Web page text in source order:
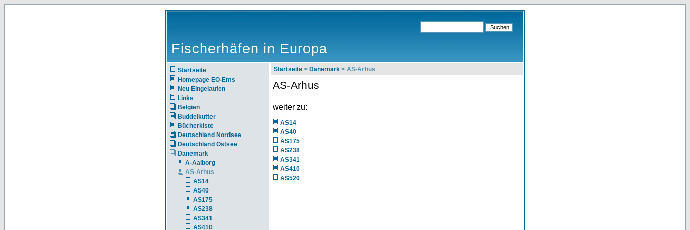
Fischerhäfen in Europa
Startseite
Homepage EO-Ems
Neu Eingelaufen
Links
Belgien
Buddelkutter
Bücherkiste
Deutschland Nordsee
Deutschland Ostsee
Dänemark
A-Aalborg
AS-Arhus
AS14
AS40
AS175
AS238
AS341
AS410
Startseite > Dänemark > AS-Arhus
AS-Arhus
weiter zu:
AS14
AS40
AS175
AS238
AS341
AS410
AS520